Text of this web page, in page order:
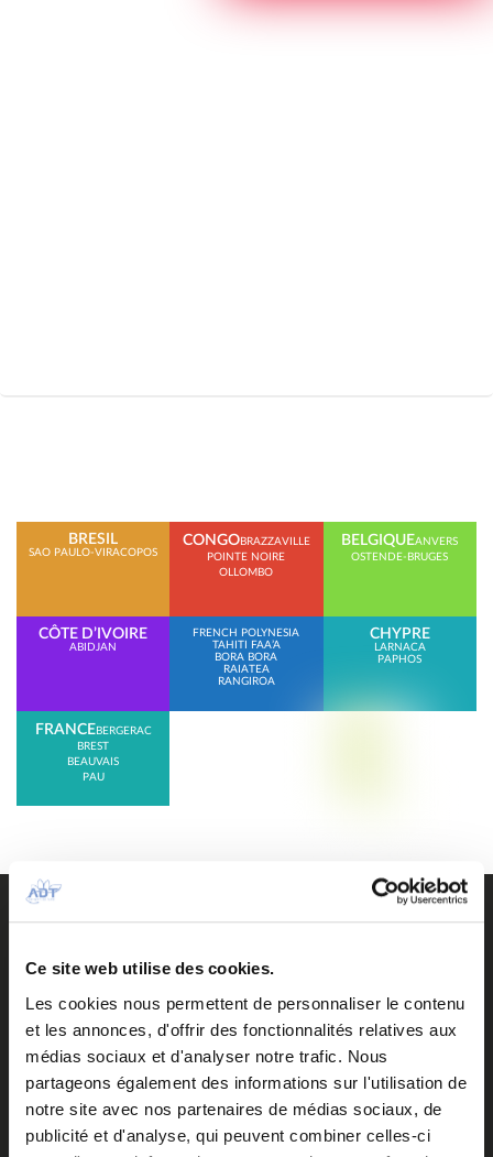
Ce site web utilise des cookies.
Les cookies nous permettent de personnaliser le contenu
et les annonces, d'offrir des fonctionnalités relatives aux
médias sociaux et d'analyser notre trafic. Nous
partageons également des informations sur l'utilisation de
notre site avec nos partenaires de médias sociaux, de
publicité et d'analyse, qui peuvent combiner celles-ci
BRESIL
SAO PAULO-VIRACOPOS
CONGOBRAZZAVILLE
POINTE NOIRE
OLLOMBO
BELGIQUEANVERS
OSTENDE-BRUGES
CÔTE D’IVOIRE
ABIDJAN
FRENCH POLYNESIA
TAHITI FAA’A
BORA BORA
RAIATEA
RANGIROA
CHYPRE
LARNACA
PAPHOS
FRANCEBERGERAC
BREST
BEAUVAIS
PAU
Accès pendant les travaux de la salle d’embarquement
Accueil
Aeronautical fees
Air Tahiti Nui VIP Lounge Operated by ADT
Airlines
Airport contacts
Arrivées du jour
Assistance en escale
Autorisation de Sortie du Territoire d’un mineur